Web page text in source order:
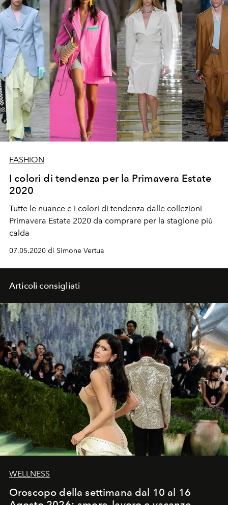
FASHION
I colori di tendenza per la Primavera Estate
2020
Tutte le nuance e i colori di tendenza dalle collezioni
Primavera Estate 2020 da comprare per la stagione più
calda
07.05.2020 di Simone Vertua
Articoli consigliati
WELLNESS
Oroscopo della settimana dal 10 al 16